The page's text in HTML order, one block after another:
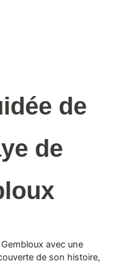
de
de
Gembloux avec une
de son histoire,